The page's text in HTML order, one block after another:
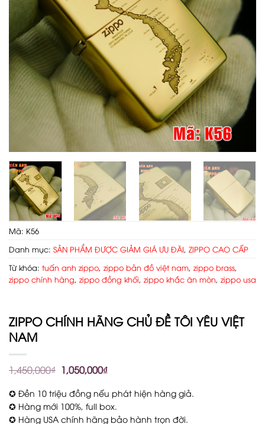
Mã: K56
Danh mục: SẢN PHẨM ĐƯỢC GIẢM GIÁ ƯU ĐÃI, ZIPPO CAO CẤP
Từ khóa: tuấn anh zippo, zippo bản đồ việt nam, zippo brass,
zippo chính hãng, zippo đồng khối, zippo khắc ăn mòn, zippo usa
ZIPPO CHÍNH HÃNG CHỦ ĐỀ TÔI YÊU VIỆT
NAM
1,450,000₫ 1,050,000₫
✪ Đền 10 triệu đồng nếu phát hiện hàng giả.
✪ Hàng mới 100%, full box.
✪ Hàng USA chính hãng bảo hành trọn đời.